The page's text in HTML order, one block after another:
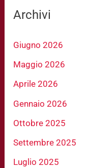
Archivi
Giugno 2026
Maggio 2026
Aprile 2026
Gennaio 2026
Ottobre 2025
Settembre 2025
Luglio 2025